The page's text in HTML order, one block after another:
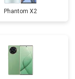
Phantom X2